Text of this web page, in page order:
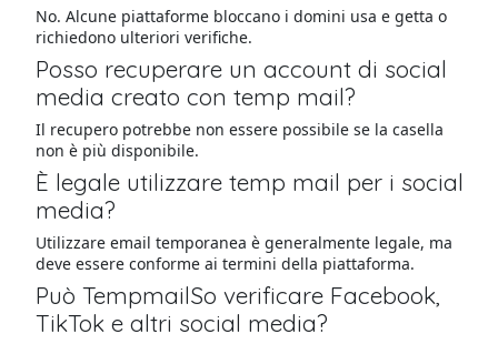
No. Alcune piattaforme bloccano i domini usa e getta o
richiedono ulteriori verifiche.
Posso recuperare un account di social
media creato con temp mail?
Il recupero potrebbe non essere possibile se la casella
non è più disponibile.
È legale utilizzare temp mail per i social
media?
Utilizzare email temporanea è generalmente legale, ma
deve essere conforme ai termini della piattaforma.
Può TempmailSo verificare Facebook,
TikTok e altri social media?